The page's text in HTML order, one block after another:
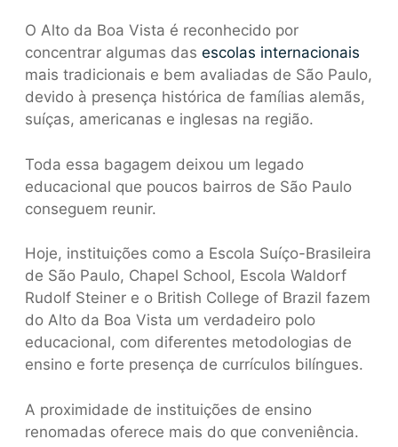
O Alto da Boa Vista é reconhecido por
concentrar algumas das escolas internacionais
mais tradicionais e bem avaliadas de São Paulo,
devido à presença histórica de famílias alemãs,
suíças, americanas e inglesas na região.
Toda essa bagagem deixou um legado
educacional que poucos bairros de São Paulo
conseguem reunir.
Hoje, instituições como a Escola Suíço-Brasileira
de São Paulo, Chapel School, Escola Waldorf
Rudolf Steiner e o British College of Brazil fazem
do Alto da Boa Vista um verdadeiro polo
educacional, com diferentes metodologias de
ensino e forte presença de currículos bilíngues.
A proximidade de instituições de ensino
renomadas oferece mais do que conveniência.